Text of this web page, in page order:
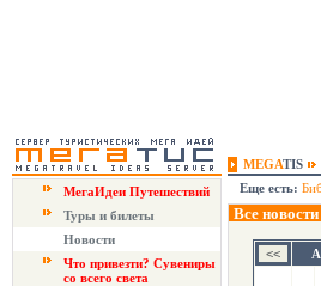
MEGATIS
МегаИдеи Путешествий
Туры и билеты
Новости
Что привезти? Сувениры
со всего света
Еще есть:
Все новости